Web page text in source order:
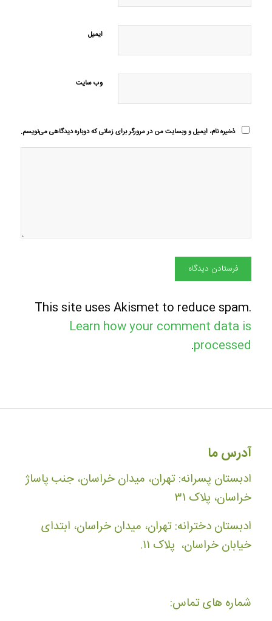
ایمیل
وب‌ سایت
ذخیره نام، ایمیل و وبسایت من در مرورگر برای زمانی که دوباره دیدگاهی می‌نویسم.
This site uses Akismet to reduce spam.
Learn how your comment data is
processed
.
آدرس ما
ادبستان پسرانه: تهران، میدان خراسان، جنب پاساژ
خراسان، پلاک ۳۱
ادبستان دخترانه: تهران، میدان خراسان، ابتدای
خیابان خراسان، پلاک ۱۱.
شماره های تماس: